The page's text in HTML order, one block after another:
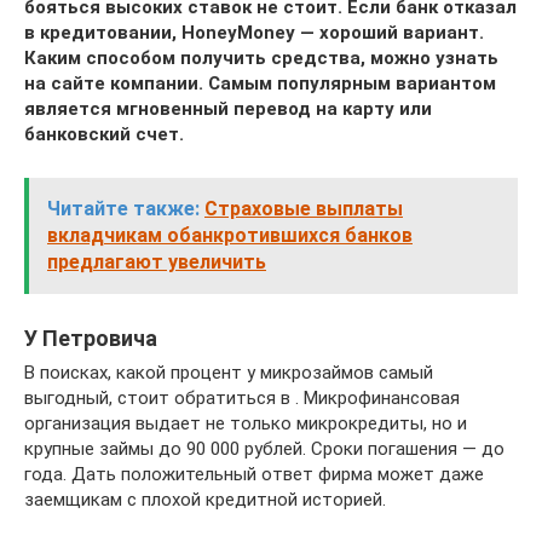
бояться высоких ставок не стоит. Если банк отказал
в кредитовании, HoneyMoney — хороший вариант.
Каким способом получить средства, можно узнать
на сайте компании. Самым популярным вариантом
является мгновенный перевод на карту или
банковский счет.
Читайте также: Страховые выплаты
вкладчикам обанкротившихся банков
предлагают увеличить
У Петровича
В поисках, какой процент у микрозаймов самый
выгодный, стоит обратиться в . Микрофинансовая
организация выдает не только микрокредиты, но и
крупные займы до 90 000 рублей. Сроки погашения — до
года. Дать положительный ответ фирма может даже
заемщикам с плохой кредитной историей.